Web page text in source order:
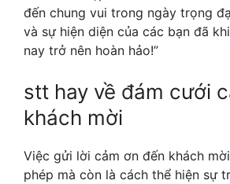
đến chung vui trong ngày trọng
và sự hiện diện của các bạn đã
nay trở nên hoàn hảo!”
stt hay về đám cưới
khách mời
Việc gửi lời cảm ơn đến khách
phép mà còn là cách thể hiện sự